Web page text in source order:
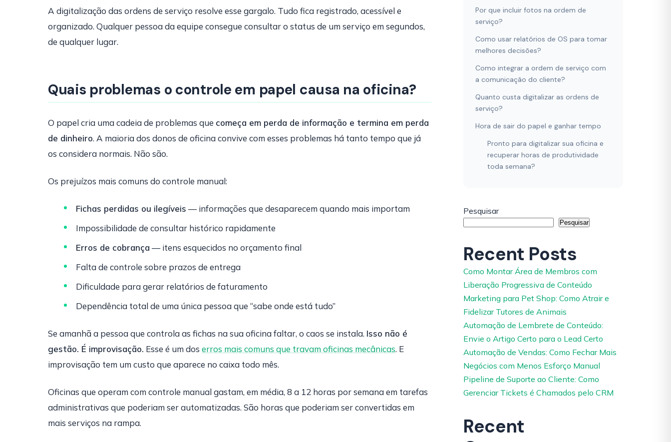
A digitalização das ordens de serviço resolve esse gargalo. Tudo fica registrado, acessível e
organizado. Qualquer pessoa da equipe consegue consultar o status de um serviço em segundos,
de qualquer lugar.
Quais problemas o controle em papel causa na oficina?
O papel cria uma cadeia de problemas que começa em perda de informação e termina em perda
de dinheiro. A maioria dos donos de oficina convive com esses problemas há tanto tempo que já
os considera normais. Não são.
Os prejuízos mais comuns do controle manual:
Fichas perdidas ou ilegíveis — informações que desaparecem quando mais importam
Impossibilidade de consultar histórico rapidamente
Erros de cobrança — itens esquecidos no orçamento final
Falta de controle sobre prazos de entrega
Dificuldade para gerar relatórios de faturamento
Dependência total de uma única pessoa que “sabe onde está tudo”
Se amanhã a pessoa que controla as fichas na sua oficina faltar, o caos se instala. Isso não é
gestão. É improvisação. Esse é um dos erros mais comuns que travam oficinas mecânicas. E
improvisação tem um custo que aparece no caixa todo mês.
Oficinas que operam com controle manual gastam, em média, 8 a 12 horas por semana em tarefas
administrativas que poderiam ser automatizadas. São horas que poderiam ser convertidas em
mais serviços na rampa.
Por que incluir fotos na ordem de
serviço?
Como usar relatórios de OS para tomar
melhores decisões?
Como integrar a ordem de serviço com
a comunicação do cliente?
Quanto custa digitalizar as ordens de
serviço?
Hora de sair do papel e ganhar tempo
Pronto para digitalizar sua oficina e
recuperar horas de produtividade
toda semana?
Pesquisar
Pesquisar
Recent Posts
Como Montar Área de Membros com
Liberação Progressiva de Conteúdo
Marketing para Pet Shop: Como Atrair e
Fidelizar Tutores de Animais
Automação de Lembrete de Conteúdo:
Envie o Artigo Certo para o Lead Certo
Automação de Vendas: Como Fechar Mais
Negócios com Menos Esforço Manual
Pipeline de Suporte ao Cliente: Como
Gerenciar Tickets é Chamados pelo CRM
Recent